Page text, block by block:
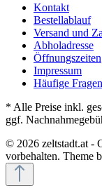
Kontakt
Bestellablauf
Versand und
Abholadresse
Öffnungszeiten
Impressum
Häufige Fragen
* Alle Preise inkl.
ggf.
© 2026 zeltstadt.at -
vorbehalten. Theme